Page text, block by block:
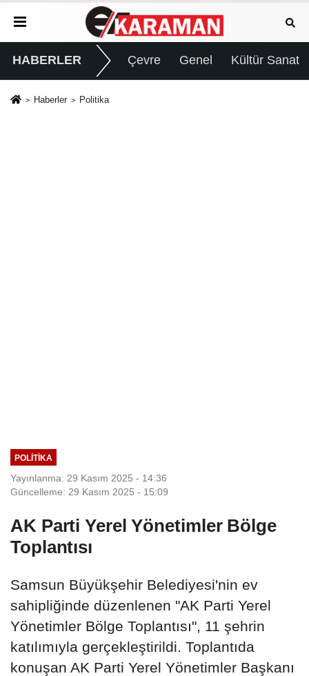
HABERLER Çevre Genel Kültür Sanat
Haberler Politika
POLITIKA
Yayınlanma: 29 Kasım 2025 - 14:36
Güncelleme: 29 Kasım 2025 - 15:09
AK Parti Yerel Yönetimler Bölge
Toplantısı
Samsun Büyükşehir Belediyesi'nin ev
sahipliğinde düzenlenen "AK Parti Yerel
Yönetimler Bölge Toplantısı", 11 şehrin
katılımıyla gerçekleştirildi. Toplantıda
konuşan AK Parti Yerel Yönetimler Başkanı